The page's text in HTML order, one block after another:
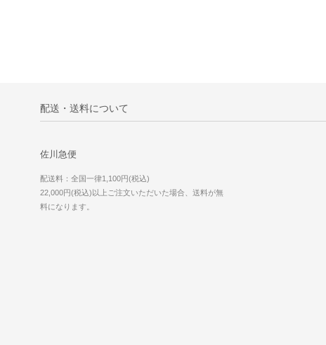
配送・送料について
佐川急便
配送料：全国一律1,100円(税込)
22,000円(税込)以上ご注文いただいた場合、送料が無
料になります。